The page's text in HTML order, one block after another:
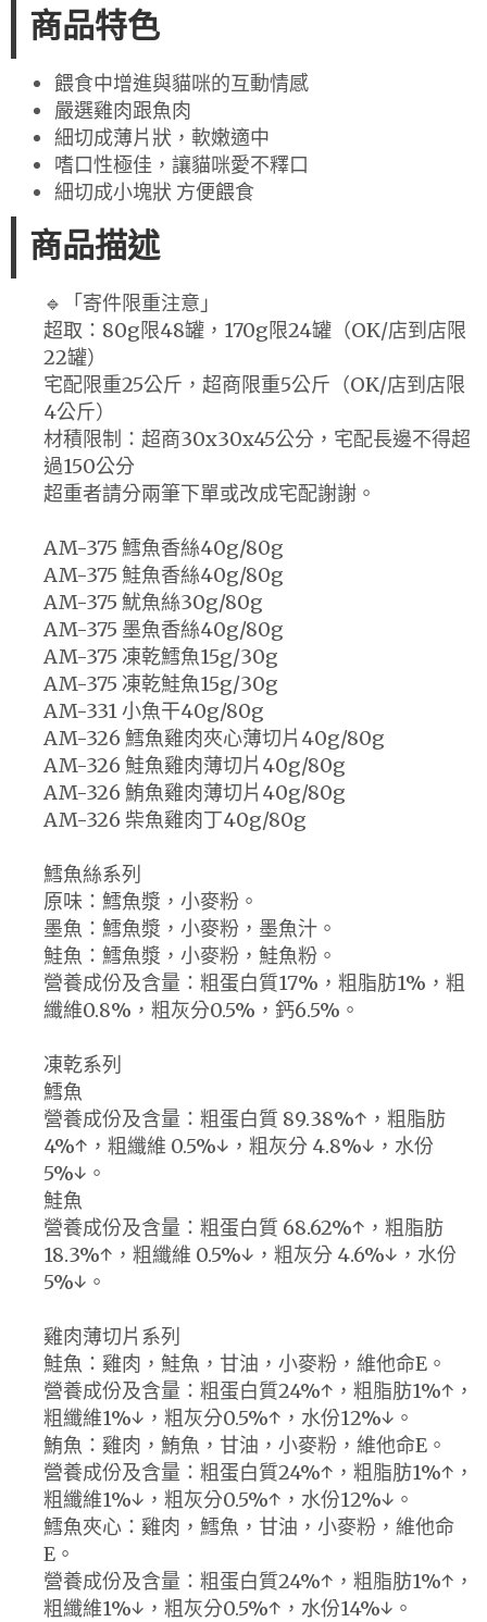
商品特色
餵食中增進與貓咪的互動情感
嚴選雞肉跟魚肉
細切成薄片狀，軟嫩適中
嗜口性極佳，讓貓咪愛不釋口
細切成小塊狀 方便餵食
商品描述
🔹「寄件限重注意」
超取：80g限48罐，170g限24罐（OK/店到店限
22罐）
宅配限重25公斤，超商限重5公斤（OK/店到店限
4公斤）
材積限制：超商30x30x45公分，宅配長邊不得超
過150公分
超重者請分兩筆下單或改成宅配謝謝。
AM-375 鱈魚香絲40g/80g
AM-375 鮭魚香絲40g/80g
AM-375 魷魚絲30g/80g
AM-375 墨魚香絲40g/80g
AM-375 凍乾鱈魚15g/30g
AM-375 凍乾鮭魚15g/30g
AM-331 小魚干40g/80g
AM-326 鱈魚雞肉夾心薄切片40g/80g
AM-326 鮭魚雞肉薄切片40g/80g
AM-326 鮪魚雞肉薄切片40g/80g
AM-326 柴魚雞肉丁40g/80g
鱈魚絲系列
原味：鱈魚漿，小麥粉。
墨魚：鱈魚漿，小麥粉，墨魚汁。
鮭魚：鱈魚漿，小麥粉，鮭魚粉。
營養成份及含量：粗蛋白質17%，粗脂肪1%，粗
纖維0.8%，粗灰分0.5%，鈣6.5%。
凍乾系列
鱈魚
營養成份及含量：粗蛋白質 89.38%↑，粗脂肪
4%↑，粗纖維 0.5%↓，粗灰分 4.8%↓，水份
5%↓。
鮭魚
營養成份及含量：粗蛋白質 68.62%↑，粗脂肪
18.3%↑，粗纖維 0.5%↓，粗灰分 4.6%↓，水份
5%↓。
雞肉薄切片系列
鮭魚：雞肉，鮭魚，甘油，小麥粉，維他命E。
營養成份及含量：粗蛋白質24%↑，粗脂肪1%↑，
粗纖維1%↓，粗灰分0.5%↑，水份12%↓。
鮪魚：雞肉，鮪魚，甘油，小麥粉，維他命E。
營養成份及含量：粗蛋白質24%↑，粗脂肪1%↑，
粗纖維1%↓，粗灰分0.5%↑，水份12%↓。
鱈魚夾心：雞肉，鱈魚，甘油，小麥粉，維他命
E。
營養成份及含量：粗蛋白質24%↑，粗脂肪1%↑，
粗纖維1%↓，粗灰分0.5%↑，水份14%↓。